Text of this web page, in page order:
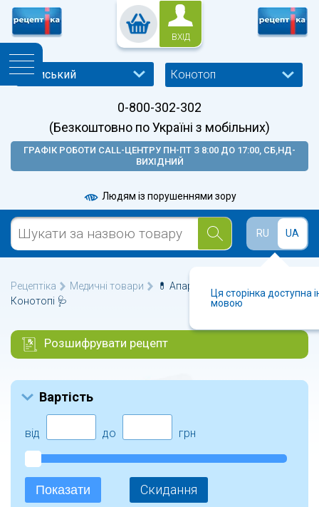
ВХІД
Конотоп
0-800-302-302
(Безкоштовно по Україні з мобільних)
ГРАФІК РОБОТИ CALL-ЦЕНТРУ ПН-ПТ З 8:00 ДО 17:00, СБ,НД-
ВИХІДНИЙ
Людям із порушеннями зору
RU UA
Ця сторінка доступна
мовою
Рецептіка Медичні товари
💊 Апарати для обличчя у
Конотопі 🩺
Розшифрувати рецепт
Вартість
від до грн
Показати Скидання